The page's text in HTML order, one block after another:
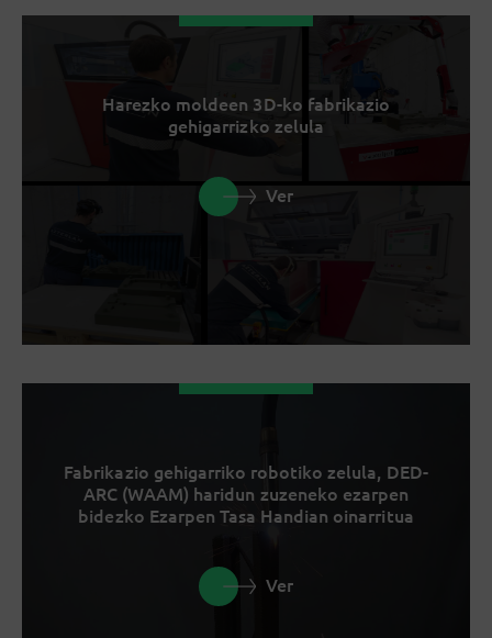
Harezko moldeen 3D-ko fabrikazio
gehigarrizko zelula
Ver
Fabrikazio gehigarriko robotiko zelula, DED-
ARC (WAAM) haridun zuzeneko ezarpen
bidezko Ezarpen Tasa Handian oinarritua
Ver